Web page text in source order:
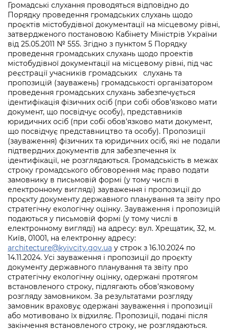
Громадські слухання проводяться відповідно до
Порядку проведення громадських слухань щодо
проєктів містобудівної документації на місцевому рівні,
затвердженого постановою Кабінету Міністрів України
від 25.05.2011 № 555. Згідно з пунктом 5 Порядку
проведення громадських слухань щодо проектів
містобудівної документації на місцевому рівні, під час
реєстрації учасників громадських слухань та
пропозицій (зауважень) громадськості організатором
проведення громадських слухань забезпечується
ідентифікація фізичних осіб (при собі обов’язково мати
документ, що посвідчує особу), представників
юридичних осіб (при собі обов’язково мати документ,
що посвідчує представництво та особу). Пропозиції
(зауваження) фізичних та юридичних осіб, які не подали
підтвердних документів для забезпечення їх
ідентифікації, не розглядаються. Громадськість в межах
строку громадського обговорення має право подати
замовнику в письмовій формі (у тому числі в
електронному вигляді) зауваження і пропозиції до
проєкту документу державного планування та звіту про
стратегічну екологічну оцінку. Зауваження і пропозицій
подаються у письмовій формі (у тому числі в
електронному вигляді) на адресу: вул. Хрещатик, 32, м.
Київ, 01001, на електронну адресу:
architecture@kyivcity.gov.ua у строк з 16.10.2024 по
14.11.2024. Усі зауваження і пропозиції до проєкту
документу державного планування та звіту про
стратегічну екологічну оцінку, одержані протягом
встановленого строку, підлягають обов’язковому
розгляду замовником. За результатами розгляду
замовник враховує одержані зауваження і пропозиції
або мотивовано їх відхиляє. Пропозиції, подані після
закінчення встановленого строку, не розглядаються.